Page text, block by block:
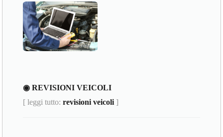
◉ REVISIONI VEICOLI
[ leggi tutto:revisioni veicoli ]